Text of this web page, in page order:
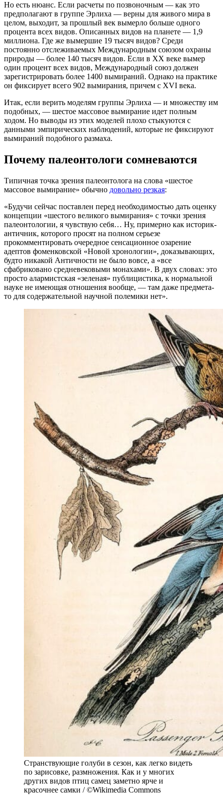
Но есть нюанс. Если расчеты по позвоночным — как это
предполагают в группе Эрлиха — верны для живого мира в
целом, выходит, за прошлый век вымерло больше одного
процента всех видов. Описанных видов на планете — 1,9
миллиона. Где же вымершие 19 тысяч видов? Среди
постоянно отслеживаемых Международным союзом охраны
природы — более 140 тысяч видов. Если в XX веке вымер
один процент всех видов, Международный союз должен
зарегистрировать более 1400 вымираний. Однако на практике
он фиксирует всего 902 вымирания, причем с XVI века.
Итак, если верить моделям группы Эрлиха — и множеству им
подобных, — шестое массовое вымирание идет полным
ходом. Но выводы из этих моделей плохо стыкуются с
данными эмпирических наблюдений, которые не фиксируют
вымираний подобного размаха.
Почему палеонтологи сомневаются
Типичная точка зрения палеонтолога на слова «шестое
массовое вымирание» обычно довольно резкая:
«Будучи сейчас поставлен перед необходимостью дать оценку
концепции «шестого великого вымирания» с точки зрения
палеонтологии, я чувствую себя… Ну, примерно как историк-
античник, которого просят на полном серьезе
прокомментировать очередное сенсационное озарение
адептов фоменковской «Новой хронологии», доказывающих,
будто никакой Античности не было вовсе, а «все
сфабриковано средневековыми монахами». В двух словах: это
просто алармистская «зеленая» публицистика, к нормальной
науке не имеющая отношения вообще, — там даже предмета-
то для содержательной научной полемики нет».
Странствующие голуби в сезон, как легко видеть
по зарисовке, размножения. Как и у многих
других видов птиц самец заметно ярче и
красочнее самки / ©Wikimedia Commons